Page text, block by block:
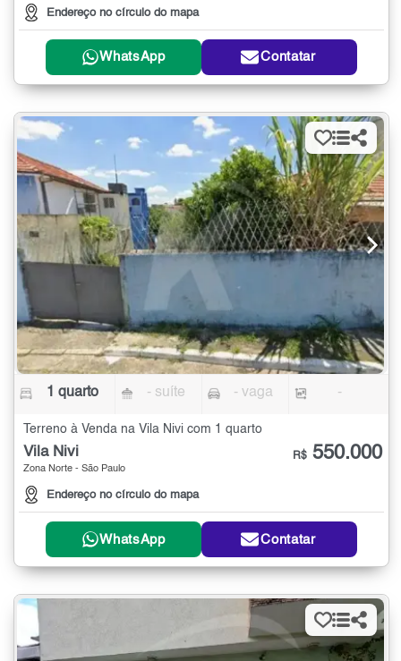
Endereço no círculo do mapa
WhatsApp Contatar
1 quarto - suíte - vaga -
Terreno à Venda na Vila Nivi com 1 quarto
Vila Nivi
Zona Norte - São Paulo
Endereço no círculo do mapa
R$ 550.000
WhatsApp Contatar